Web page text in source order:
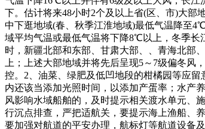
下。估计将来48小时2个及以上省(区、市)大
中下逛地域(春、秋季江淮地域)最低气温降至
域平均气温或最低气温将下降8℃以上，冬季长
时，新疆北部和东部、甘肃大部、、青海北部
上；上述大部地域并将先后呈现5～7级偏冬
控。2、油菜、绿肥及低凹地段的柑橘园等应
内还该当添加光照时间，以添加产蛋率；水产
风影响水域船舶的，及时提示相关渡水单元、
行沉点排查，严把适航关，要提示海上渔船、
要加强对航道的平安办理，航标灯等航道设备